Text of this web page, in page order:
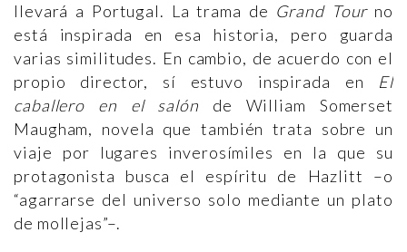
llevará a Portugal. La trama de Grand Tourno
está inspirada en esa historia, pero guarda
varias similitudes. En cambio, de acuerdo con el
propio director, sí estuvo inspirada en El
caballero en el salón de William Somerset
Maugham, novela que también trata sobre un
viaje por lugares inverosímiles en la que su
protagonista busca el espíritu de Hazlitt –o
“agarrarse del universo solo mediante un plato
de mollejas”–.